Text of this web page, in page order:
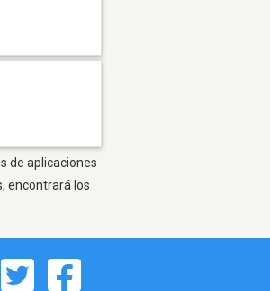
de aplicaciones
encontrará los